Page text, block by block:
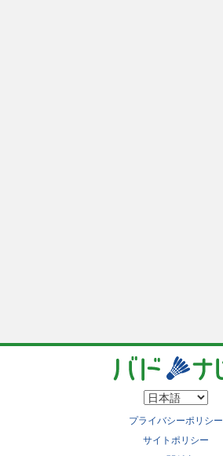
プライバシーポリシー
サイトポリシー